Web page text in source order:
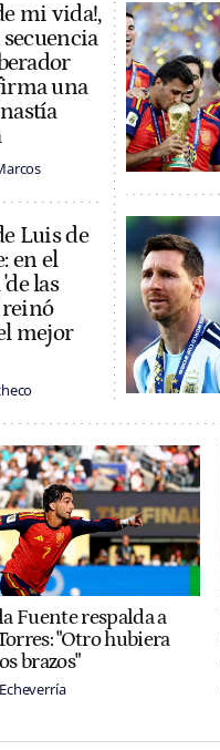
mi vida!,
una
Luis de
en el
las
reinó
mejor
Fuente respalda a
"Otro hubiera
brazos"